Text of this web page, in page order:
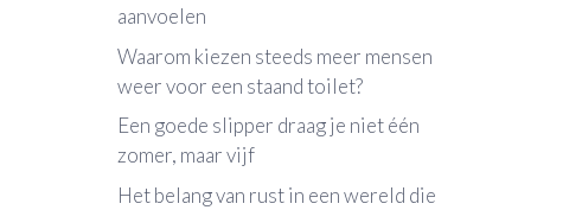
aanvoelen
Waarom kiezen steeds meer mensen
weer voor een staand toilet?
Een goede slipper draag je niet één
zomer, maar vijf
Het belang van rust in een wereld die